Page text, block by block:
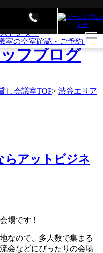
ンター
フブログ
し会議室TOP> 渋谷エリア
らアットビジネ
場です！
なので、多人数で集まる
会などにぴったりの会場